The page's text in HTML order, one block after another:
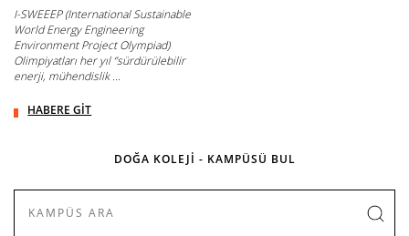
I-SWEEEP (International Sustainable
World Energy Engineering
Environment Project Olympiad)
Olimpiyatları her yıl ‘’sürdürülebilir
enerji, mühendislik ...
HABERE GİT
DOĞA KOLEJİ - KAMPÜSÜ BUL